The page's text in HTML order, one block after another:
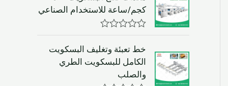
كجم/ساعة للاستخدام الصناعي
R
t
e
0
خط تعبئة وتغليف البسكويت
الكامل للبسكويت الطري
والصلب